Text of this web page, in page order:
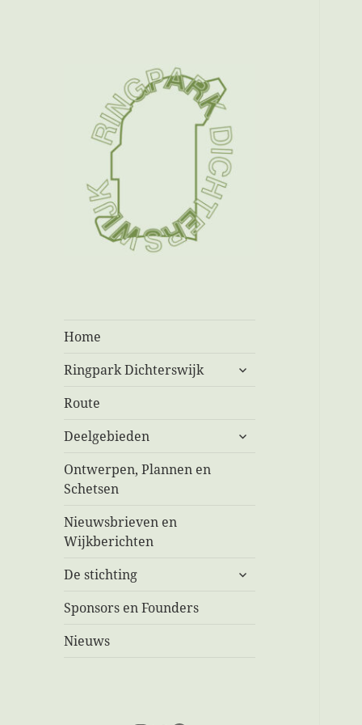
Home
Ringpark Dichterswijk
submenu
Route
Deelgebieden
submenu
Ontwerpen, Plannen en
Schetsen
Nieuwsbrieven en
Wijkberichten
De stichting
submenu
Sponsors en Founders
Nieuws